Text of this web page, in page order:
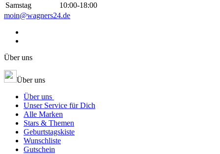
Samstag
10:00-18:00
moin@wagners24.de
Über uns
Über uns
Über uns
Unser Service für Dich
Alle Marken
Stars & Themen
Geburtstagskiste
Wunschliste
Gutschein